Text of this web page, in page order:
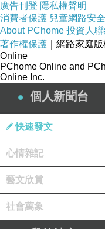
廣告刊登 隱私權聲明
消費者保護 兒童網路安全
About PChome 投資人
著作權保護 ｜網路家庭
Online
PChome Online and
Online Inc.
個人新聞台
快速發文
心情雜記
藝文欣賞
社會萬象